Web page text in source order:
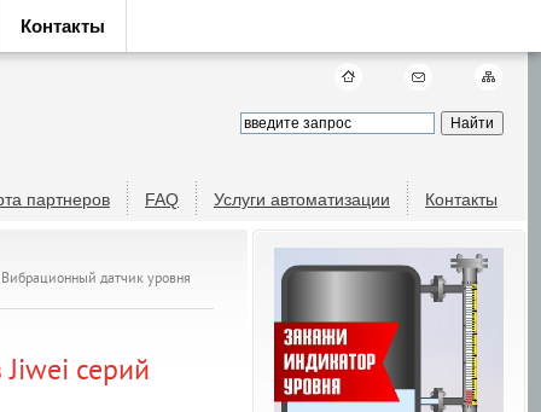
Контакты
партнеров FAQ Услуги автоматизации Контакты
датчик уровня
серий